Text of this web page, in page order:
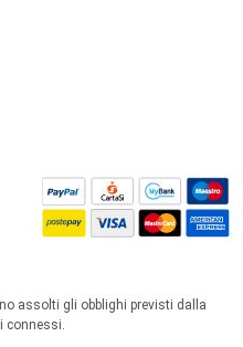
assolti gli obblighi previsti dalla
connessi.